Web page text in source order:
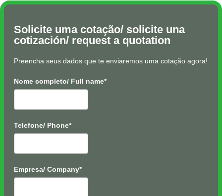
Solicite uma cotação/ solicite una
cotización/ request a quotation
Preencha seus dados que te enviaremos uma cotação agora!
Nome completo/ Full name*
Telefone/ Phone*
Empresa/ Company*